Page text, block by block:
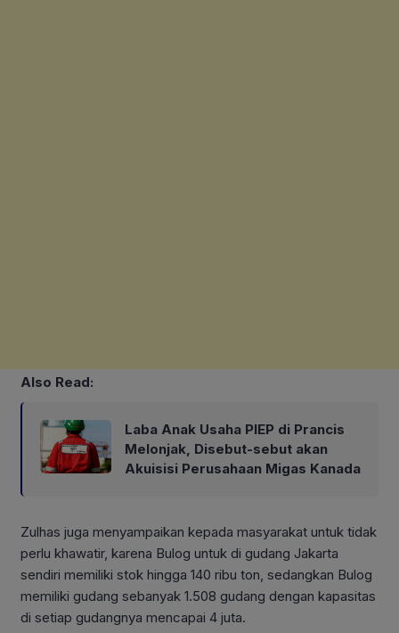
Also Read:
Laba Anak Usaha PIEP di Prancis
Melonjak, Disebut-sebut akan
Akuisisi Perusahaan Migas Kanada
Zulhas juga menyampaikan kepada masyarakat untuk tidak
perlu khawatir, karena Bulog untuk di gudang Jakarta
sendiri memiliki stok hingga 140 ribu ton, sedangkan Bulog
memiliki gudang sebanyak 1.508 gudang dengan kapasitas
di setiap gudangnya mencapai 4 juta.